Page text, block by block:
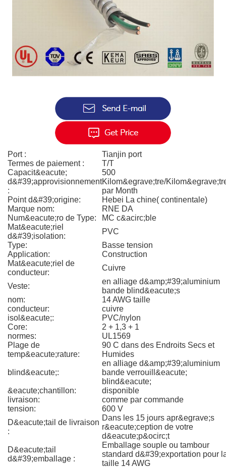
Port :
Tianjin port
Termes de paiement :
T/T
Capacit&eacute;
d&#39;approvisionnement
:
500
Kilom&egrave;tre/
par Month
Point d&#39;origine:
Hebei La chine( continentale)
Marque nom:
RNE DA
Num&eacute;ro de Type:
MC c&acirc;ble
Mat&eacute;riel
d&#39;isolation:
PVC
Type:
Basse tension
Application:
Construction
Mat&eacute;riel de
conducteur:
Cuivre
Veste:
en alliage d&amp;#39;aluminium
bande blind&eacute;s
nom:
14 AWG taille
conducteur:
cuivre
isol&eacute;:
PVC/nylon
Core:
2 + 1,3 + 1
normes:
UL1569
Plage de
temp&eacute;rature:
90 C dans des Endroits Secs et
Humides
blind&eacute;:
en alliage d&amp;#39;aluminium
bande verrouill&eacute;
blind&eacute;
&eacute;chantillon:
disponible
livraison:
comme par commande
tension:
600 V
D&eacute;tail de livraison
:
Dans les 15 jours apr&egrave;s
r&eacute;ception de votre
d&eacute;p&ocirc;t
D&eacute;tail
d&#39;emballage :
Emballage souple ou tambour
standard d&#39;exportation pour
taille 14 AWG